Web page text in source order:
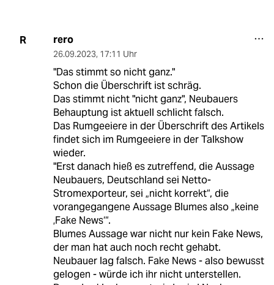
R rero
26.09.2023, 17:11 Uhr
"Das stimmt so nicht ganz."
Schon die Überschrift ist schräg.
Das stimmt nicht "nicht ganz", Neubauers
Behauptung ist aktuell schlicht falsch.
Das Rumgeeiere in der Überschrift des Artikels
findet sich im Rumgeeiere in der Talkshow
wieder.
"Erst danach hieß es zutreffend, die Aussage
Neubauers, Deutschland sei Netto-
Stromexporteur, sei „nicht korrekt“, die
vorangegangene Aussage Blumes also „keine
‚Fake News‘“.
Blumes Aussage war nicht nur kein Fake News,
der man hat auch noch recht gehabt.
Neubauer lag falsch. Fake News - also bewusst
gelogen - würde ich ihr nicht unterstellen.